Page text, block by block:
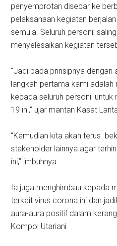
penyemprotan disebar ke
pelaksanaan kegiatan
semula. Seluruh personil
menyelesaikan kegiatan
“Jadi pada prinsipnya dengan
langkah pertama kami adalah
kepada seluruh personil
19 ini,” ujar mantan Kasat
“Kemudian kita akan terus
stakeholder lainnya agar
ini,” imbuhnya
Ia juga menghimbau kepada
terkait virus corona ini dan
aura-aura positif dalam
Kompol Utariani